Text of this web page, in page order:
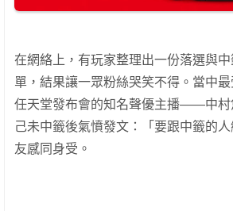
在網絡上，有玩家整理出一份落選與
單，結果讓一眾粉絲哭笑不得。當中
任天堂發布會的知名聲優主播——中村
己未中籤後氣憤發文：「要跟中籤的
友感同身受。